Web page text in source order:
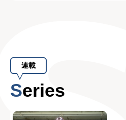
連載
Series